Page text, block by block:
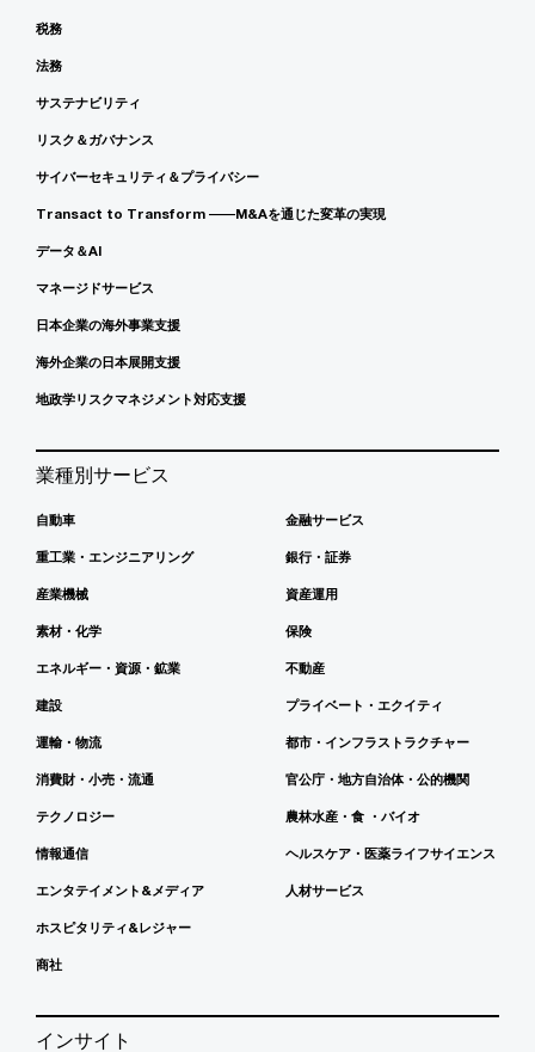
税務
法務
サステナビリティ
リスク＆ガバナンス
サイバーセキュリティ＆プライバシー
Transact to Transform ――M&Aを通じた変革の実現
データ＆AI
マネージドサービス
日本企業の海外事業支援
海外企業の日本展開支援
地政学リスクマネジメント対応支援
業種別サービス
自動車
重工業・エンジニアリング
産業機械
素材・化学
エネルギー・資源・鉱業
建設
運輸・物流
消費財・小売・流通
テクノロジー
情報通信
エンタテイメント&メディア
ホスピタリティ&レジャー
商社
金融サービス
銀行・証券
資産運用
保険
不動産
プライベート・エクイティ
都市・インフラストラクチャー
官公庁・地方自治体・公的機関
農林水産・食 ・バイオ
ヘルスケア・医薬ライフサイエンス
人材サービス
インサイト